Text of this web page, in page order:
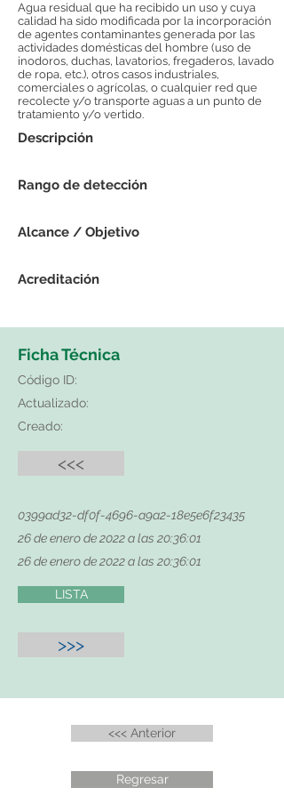
Agua residual que ha recibido un uso y cuya
calidad ha sido modificada por la incorporación
de agentes contaminantes generada por las
actividades domésticas del hombre (uso de
inodoros, duchas, lavatorios, fregaderos, lavado
de ropa, etc.), otros casos industriales,
comerciales o agrícolas, o cualquier red que
recolecte y/o transporte aguas a un punto de
tratamiento y/o vertido.
Descripción
Rango de detección
Alcance / Objetivo
Acreditación
Ficha Técnica
Código ID:
Actualizado:
Creado:
<<<
0399ad32-df0f-4696-a9a2-18e5e6f23435
26 de enero de 2022 a las 20:36:01
26 de enero de 2022 a las 20:36:01
LISTA
>>>
<<< Anterior
Regresar